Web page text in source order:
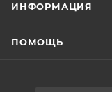
ИНФОРМАЦИЯ
ПОМОЩЬ